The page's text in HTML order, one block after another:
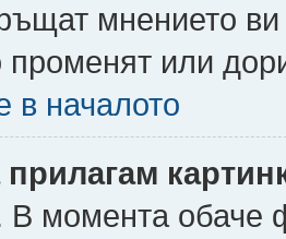
мнението
променят или
в началото
прилагам
момента обаче